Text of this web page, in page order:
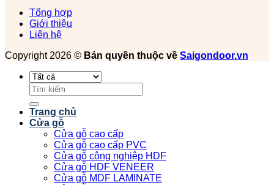
Tổng hợp
Giới thiệu
Liên hệ
Copyright 2026 © Bản quyền thuộc về Saigondoor.vn
Tìm
kiếm:
Trang chủ
Cửa gỗ
Cửa gỗ cao cấp
Cửa gỗ cao cấp PVC
Cửa gỗ công nghiệp HDF
Cửa gỗ HDF VENEER
Cửa gỗ MDF LAMINATE